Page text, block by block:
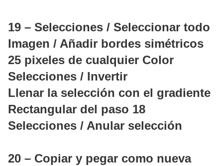
19 – Selecciones / Seleccionar todo
Imagen / Añadir bordes simétricos
25 pixeles de cualquier Color
Selecciones / Invertir
Llenar la selección con el gradiente
Rectangular del paso 18
Selecciones / Anular selección
20 – Copiar y pegar como nueva